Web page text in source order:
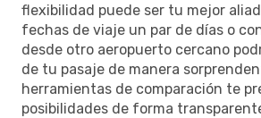
flexibilidad puede ser tu mejor
fechas de viaje un par de días o
desde otro aeropuerto cercano
de tu pasaje de manera
herramientas de comparación te
posibilidades de forma